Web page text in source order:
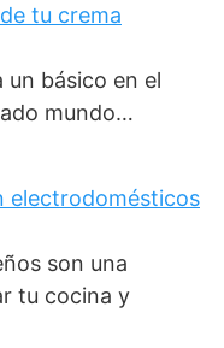
tu crema
básico en el
mundo…
electrodomésticos
son una
tu cocina y